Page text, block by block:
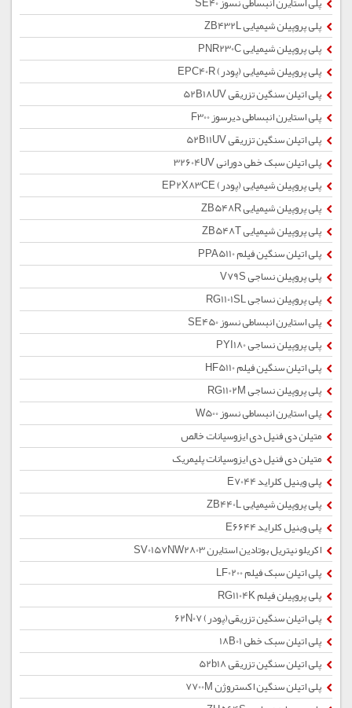
پلی پروپیلن شیمیایی ZB432L
پلی پروپیلن شیمیایی PNR230C
پلی پروپیلن شیمیایی (پودر) EPC40R
پلی اتیلن سنگین تزریقی 52B18UV
پلی استایرن انبساطی دیرسوز F300
پلی اتیلن سنگین تزریقی 52B11UV
پلی اتیلن سبک خطی دورانی 32604UV
پلی پروپیلن شیمیایی (پودر) EP2X83CE
پلی پروپیلن شیمیایی ZB548R
پلی پروپیلن شیمیایی ZB548T
پلی اتیلن سنگین فیلم PPA5110
پلی پروپیلن نساجی V79S
پلی پروپیلن نساجی RG1101SL
پلی استایرن انبساطی نسوز SE450
پلی پروپیلن نساجی PYI180
پلی اتیلن سنگین فیلم HF5110
پلی پروپیلن نساجی RG1102M
پلی استایرن انبساطی نسوز W500
متیلن دی فنیل دی ایزوسیانات خالص
متیلن دی فنیل دی ایزوسیانات پلیمریک
پلی وینیل کلراید E7044
پلی پروپیلن شیمیایی ZB440L
پلی وینیل کلراید E6644
اکریلو نیتریل بوتادین استایرن SV0157NW2803
پلی اتیلن سبک فیلم LF0200
پلی پروپیلن فیلم RG1104K
پلی اتیلن سنگین تزریقی(پودر) 62N07
پلی اتیلن سبک خطی 18B01
پلی اتیلن سنگین تزریقی 52b18
پلی اتیلن سنگین اکستروژن 7700M